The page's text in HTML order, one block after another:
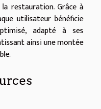
restauration. Grâce à
utilisateur bénéficie
adapté à ses
ainsi une montée